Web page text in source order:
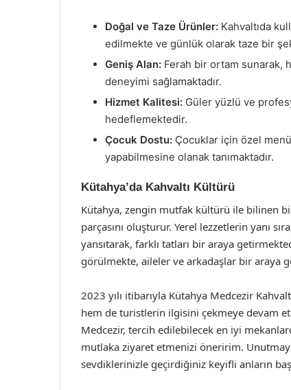
Doğal ve Taze Ürünler: Kahvaltıda
edilmekte ve günlük olarak taze bir
Geniş Alan: Ferah bir ortam sunarak,
deneyimi sağlamaktadır.
Hizmet Kalitesi: Güler yüzlü ve
hedeflemektedir.
Çocuk Dostu: Çocuklar için özel
yapabilmesine olanak tanımaktadır.
Kütahya’da Kahvaltı Kültürü
Kütahya, zengin mutfak kültürü ile bilinen
parçasını oluşturur. Yerel lezzetlerin yanı
yansıtarak, farklı tatları bir araya
görülmekte, aileler ve arkadaşlar bir araya
2023 yılı itibarıyla Kütahya Medcezir
hem de turistlerin ilgisini çekmeye devam
Medcezir, tercih edilebilecek en iyi
mutlaka ziyaret etmenizi öneririm.
sevdiklerinizle geçirdiğiniz keyifli anların